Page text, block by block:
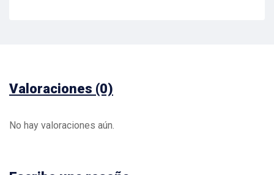
Valoraciones (0)
No hay valoraciones aún.